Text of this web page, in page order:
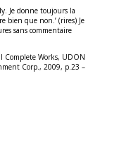
Je donne toujours la
bien que non.’ (rires) Je
sans commentaire
Complete Works, UDON
Corp., 2009, p.23 –